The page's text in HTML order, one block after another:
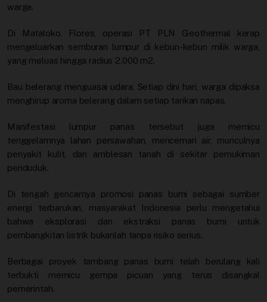
warga.
Di Mataloko, Flores, operasi PT PLN Geothermal kerap
mengeluarkan semburan lumpur di kebun-kebun milik warga,
yang meluas hingga radius 2.000 m2.
Bau belerang menguasai udara. Setiap dini hari, warga dipaksa
menghirup aroma belerang dalam setiap tarikan napas.
Manifestasi lumpur panas tersebut juga memicu
tenggelamnya lahan persawahan, mencemari air, munculnya
penyakit kulit, dan amblesan tanah di sekitar pemukiman
penduduk.
Di tengah gencarnya promosi panas bumi sebagai sumber
energi terbarukan, masyarakat Indonesia perlu mengetahui
bahwa eksplorasi dan ekstraksi panas bumi untuk
pembangkitan listrik bukanlah tanpa risiko serius.
Berbagai proyek tambang panas bumi telah berulang kali
terbukti memicu gempa picuan yang terus disangkal
pemerintah.